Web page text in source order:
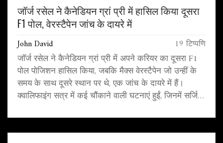
जॉर्ज रसेल ने कैनेडियन ग्रां प्री में हासिल किया दूसरा
F1 पोल, वेरस्टैपेन जांच के दायरे में
John David 19 टिप्पणि
जॉर्ज रसेल ने कैनेडियन ग्रां प्री में अपने करियर का दूसरा F1
पोल पोजिशन हासिल किया, जबकि मैक्स वेरस्टैपेन जो उन्हीं के
समय के साथ दूसरे स्थान पर थे, एक जांच के दायरे में हैं।
क्वालिफाइंग सत्र में कई चौंकाने वाली घटनाएं हुईं, जिनमें सर्जियो